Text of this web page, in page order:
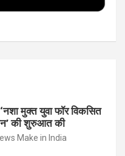
n
मुक्त युवा फॉर विकसित
की शुरुआत की
Make in India